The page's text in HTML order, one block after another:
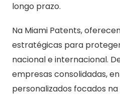
longo prazo.
Na Miami Patents,
estratégicas para
nacional e internacional.
empresas consolidadas,
personalizados focados